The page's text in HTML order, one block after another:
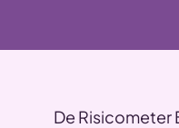
De Risicometer